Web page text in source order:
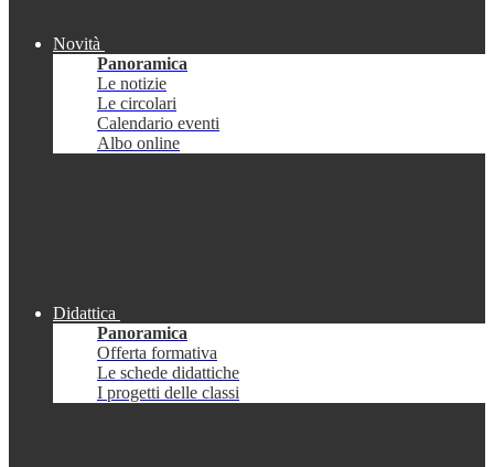
Novità
Panoramica
Le notizie
Le circolari
Calendario eventi
Albo online
Didattica
Panoramica
Offerta formativa
Le schede didattiche
I progetti delle classi